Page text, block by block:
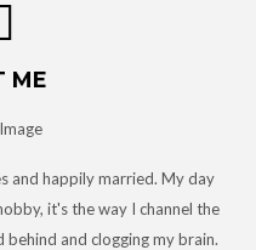
ME
and happily married. My day
it's the way I channel the
and clogging my brain.